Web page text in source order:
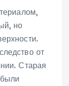
но
от
Старая